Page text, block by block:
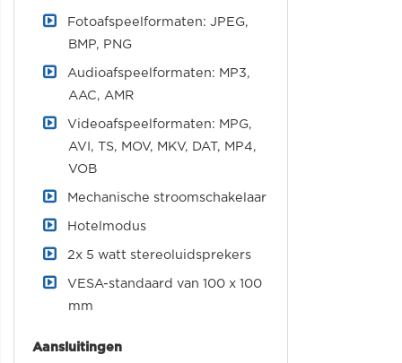
Fotoafspeelformaten: JPEG,
BMP, PNG
Audioafspeelformaten: MP3,
AAC, AMR
Videoafspeelformaten: MPG,
AVI, TS, MOV, MKV, DAT, MP4,
VOB
Mechanische stroomschakelaar
Hotelmodus
2x 5 watt stereoluidsprekers
VESA-standaard van 100 x 100
mm
Aansluitingen